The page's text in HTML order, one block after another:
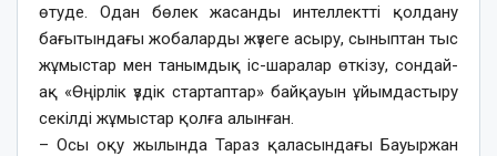
өтуде. Одан бөлек жасанды интеллектті қолдану
бағытындағы жобаларды жүзеге асыру, сыныптан тыс
жұмыстар мен танымдық іс-шаралар өткізу, сондай-
ақ «Өңірлік үздік стартаптар» байқауын ұйымдастыру
секілді жұмыстар қолға алынған.
– Осы оқу жылында Тараз қаласындағы Бауыржан